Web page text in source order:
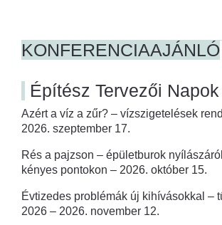
KONFERENCIAAJÁNLÓ
Építész Tervezői
Azért a víz a zűr? – vízszigetelések
2026. szeptember 17.
Rés a pajzson – épületburok
kényes pontokon – 2026. október 15.
Évtizedes problémák új kihívásokkal –
2026 – 2026. november 12.